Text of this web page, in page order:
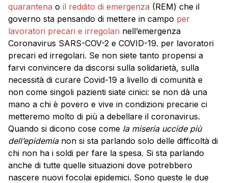
quarantena o il reddito di emergenza (REM) che il
governo sta pensando di mettere in campo per
lavoratori precari e irregolari nell’emergenza
Coronavirus SARS-COV-2 e COVID-19. per lavoratori
precari ed irregolari. Se non siete tanto propensi a
farvi convincere da discorsi sulla solidarietà, sulla
necessità di curare Covid-19 a livello di comunità e
non come singoli pazienti siate cinici: se non dà una
mano a chi è povero e vive in condizioni precarie ci
metteremo molto di più a debellare il coronavirus.
Quando si dicono cose come la miseria uccide più
dell’epidemianon si sta parlando solo delle difficoltà di
chi non ha i soldi per fare la spesa. Si sta parlando
anche di tutte quelle situazioni dove potrebbero
nascere nuovi focolai epidemici. Sono queste le due